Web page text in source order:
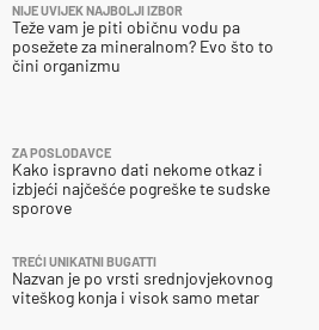
ZA POSLODAVCE
Kako ispravno dati nekome otkaz i
izbjeći najčešće pogreške te sudske
sporove
TREĆI UNIKATNI BUGATTI
Nazvan je po vrsti srednjovjekovnog
viteškog konja i visok samo metar
NIJE UVIJEK NAJBOLJI IZBOR
Teže vam je piti običnu vodu pa
posežete za mineralnom? Evo što to
čini organizmu